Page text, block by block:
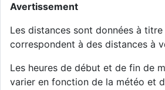
Avertissement
Les distances sont données à
correspondent à des distances à
Les heures de début et de fin de
varier en fonction de la météo et